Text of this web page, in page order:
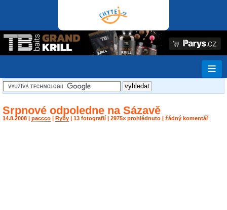
Srpnové odpoledne na Sázavě
14.8.2008 | paccco Ryby | 13 fotografií | 2975× prohlédnuto | žádný komentář